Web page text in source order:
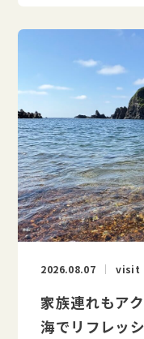
2026.08.07 visit
家族連れもア
海でリフレッ